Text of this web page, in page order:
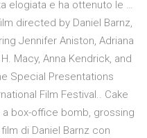
elogiata e ha ottenuto le …
directed by Daniel Barnz,
Jennifer Aniston, Adriana
Macy, Anna Kendrick, and
Special Presentations
Film Festival.. Cake
box-office bomb, grossing
di Daniel Barnz con